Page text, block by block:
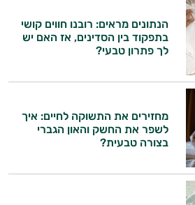
הנתונים מראים: רובנו חווים קושי
בתפקוד בין הסדינים, אז האם יש
לך פתרון טבעי?
מחזירים את התשוקה לחיים: איך
לשפר את החשק והאון הגברי
בצורה טבעית?